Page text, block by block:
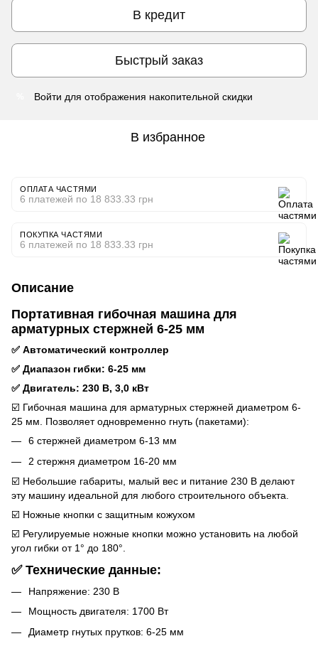
В кредит
Быстрый заказ
Войти для отображения накопительной скидки
В избранное
ОПЛАТА ЧАСТЯМИ
6 платежей по 18 833.33 грн
ПОКУПКА ЧАСТЯМИ
6 платежей по 18 833.33 грн
Описание
Портативная гибочная машина для
арматурных стержней 6-25 мм
✅ Автоматический контроллер
✅ Диапазон гибки: 6-25 мм
✅ Двигатель: 230 В, 3,0 кВт
☑️ Гибочная машина для арматурных стержней диаметром 6-
25 мм. Позволяет одновременно гнуть (пакетами):
6 стержней диаметром 6-13 мм
2 стержня диаметром 16-20 мм
☑️ Небольшие габариты, малый вес и питание 230 В делают
эту машину идеальной для любого строительного объекта.
☑️ Ножные кнопки с защитным кожухом
☑️ Регулируемые ножные кнопки можно установить на любой
угол гибки от 1° до 180°.
✅ Технические данные:
Напряжение: 230 В
Мощность двигателя: 1700 Вт
Диаметр гнутых прутков: 6-25 мм